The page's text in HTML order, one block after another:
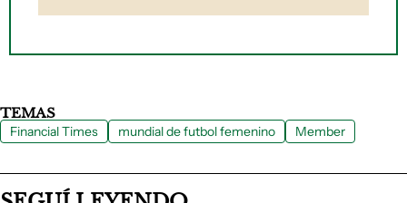
TEMAS
Financial Times mundial de futbol femenino Member